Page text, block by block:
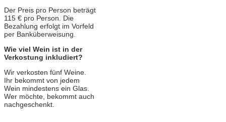
Der Preis pro Person beträgt
115 € pro Person. Die
Bezahlung erfolgt im Vorfeld
per Banküberweisung.
Wie viel Wein ist in der
Verkostung inkludiert?
Wir verkosten fünf Weine.
Ihr bekommt von jedem
Wein mindestens ein Glas.
Wer möchte, bekommt auch
nachgeschenkt.